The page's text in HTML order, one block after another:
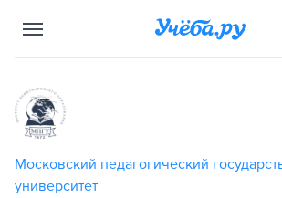
Московский педагогический
университет